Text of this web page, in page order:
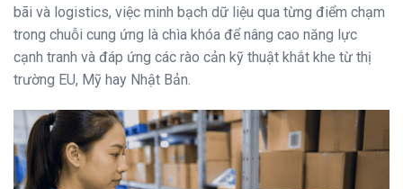
bãi và logistics, việc minh bạch dữ liệu qua từng điểm chạm
trong chuỗi cung ứng là chìa khóa để nâng cao năng lực
cạnh tranh và đáp ứng các rào cản kỹ thuật khắt khe từ thị
trường EU, Mỹ hay Nhật Bản.